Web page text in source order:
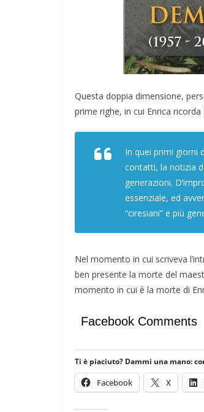
Questa doppia dimensione,
prime righe, in cui Enrica
In quei primi giorni
contatti, la notizia
generazioni.
essenziale, ed
“ciresiani” e più
Nel momento in cui scriveva
ben presente la morte del
momento in cui è la morte di
Facebook Comments
Ti è piaciuto? Dammi una mano:
Facebook X